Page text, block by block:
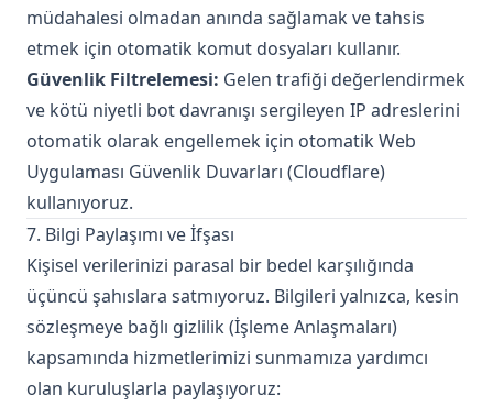
müdahalesi olmadan anında sağlamak ve tahsis
etmek için otomatik komut dosyaları kullanır.
Güvenlik Filtrelemesi: Gelen trafiği değerlendirmek
ve kötü niyetli bot davranışı sergileyen IP adreslerini
otomatik olarak engellemek için otomatik Web
Uygulaması Güvenlik Duvarları (Cloudflare)
kullanıyoruz.
7. Bilgi Paylaşımı ve İfşası
Kişisel verilerinizi parasal bir bedel karşılığında
üçüncü şahıslara satmıyoruz. Bilgileri yalnızca, kesin
sözleşmeye bağlı gizlilik (İşleme Anlaşmaları)
kapsamında hizmetlerimizi sunmamıza yardımcı
olan kuruluşlarla paylaşıyoruz: